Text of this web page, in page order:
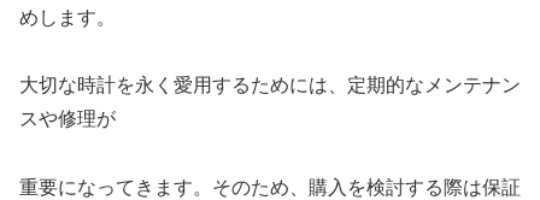
めします。
大切な時計を永く愛用するためには、定期的なメンテナン
スや修理が
重要になってきます。そのため、購入を検討する際は保証